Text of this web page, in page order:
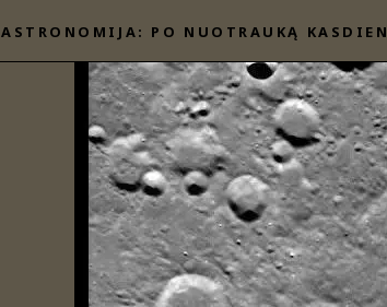
ASTRONOMIJA: PO NUOTRAUKĄ KASDIEN